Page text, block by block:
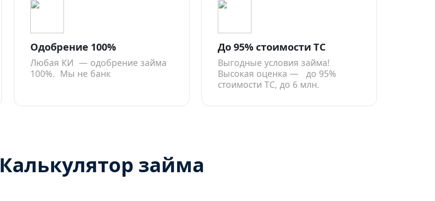
Одобрение 100%
Любая КИ — одобрение займа
100%. Мы не банк
До 95% стоимости ТС
Выгодные условия займа!
Высокая оценка — до 95%
стоимости ТС, до 6 млн.
Калькулятор займа